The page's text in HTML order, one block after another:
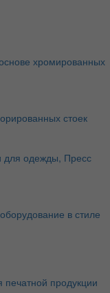
хромированных
стоек
для одежды, Пресс
в стиле
печатной продукции